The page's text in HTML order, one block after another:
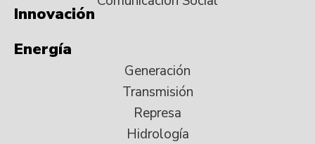
Innovación
Energía
Generación
Transmisión
Represa
Hidrología